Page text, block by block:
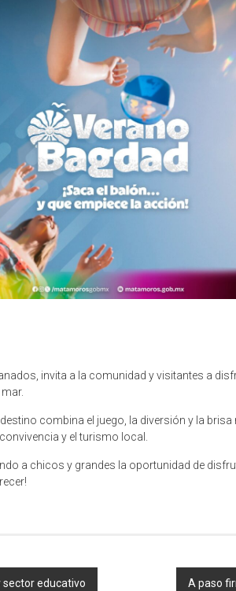
invita a la comunidad y visitantes a
combina el juego, la diversión y la
y el turismo local.
a chicos y grandes la oportunidad de
sector educativo A paso